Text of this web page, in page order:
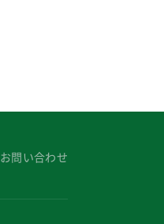
お問い合わせ